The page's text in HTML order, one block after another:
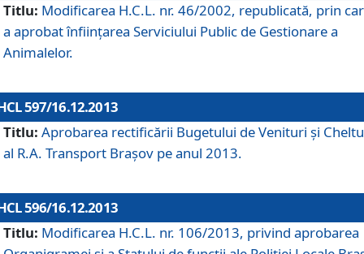
Titlu: Modificarea H.C.L. nr. 46/2002, republicată, prin
a aprobat înfiinţarea Serviciului Public de Gestionare a
Animalelor.
597/16.12.2013
Titlu: Aprobarea rectificării Bugetului de Venituri şi
al R.A. Transport Braşov pe anul 2013.
596/16.12.2013
Titlu: Modificarea H.C.L. nr. 106/2013, privind aprobarea